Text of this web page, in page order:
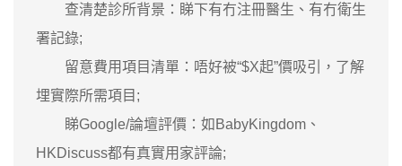
查清楚診所背景：睇下有冇注冊醫生、有冇衛生
署記錄;
留意費用項目清單：唔好被“$X起”價吸引，了解
埋實際所需項目;
睇Google/論壇評價：如BabyKingdom、
HKDiscuss都有真實用家評論;